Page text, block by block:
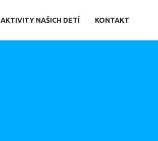
AKTIVITY NAŠICH DETÍ KONTAKT